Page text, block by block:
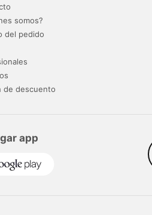
somos?
del pedido
de descuento
app